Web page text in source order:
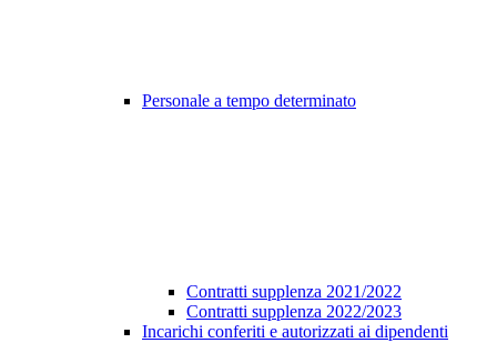
Personale a tempo determinato
Contratti supplenza 2021/2022
Contratti supplenza 2022/2023
Incarichi conferiti e autorizzati ai dipendenti